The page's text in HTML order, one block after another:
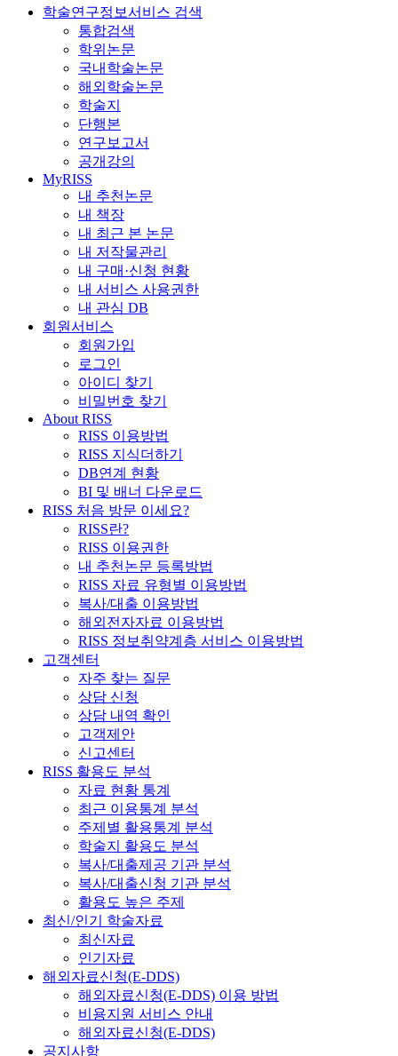
학술연구정보서비스 검색
통합검색
학위논문
국내학술논문
해외학술논문
학술지
단행본
연구보고서
공개강의
MyRISS
내 추천논문
내 책장
내 최근 본 논문
내 저작물관리
내 구매·신청 현황
내 서비스 사용권한
내 관심 DB
회원서비스
회원가입
로그인
아이디 찾기
비밀번호 찾기
About RISS
RISS 이용방법
RISS 지식더하기
DB연계 현황
BI 및 배너 다운로드
RISS 처음 방문 이세요?
RISS란?
RISS 이용권한
내 추천논문 등록방법
RISS 자료 유형별 이용방법
복사/대출 이용방법
해외전자자료 이용방법
RISS 정보취약계층 서비스 이용방법
고객센터
자주 찾는 질문
상담 신청
상담 내역 확인
고객제안
신고센터
RISS 활용도 분석
자료 현황 통계
최근 이용통계 분석
주제별 활용통계 분석
학술지 활용도 분석
복사/대출제공 기관 분석
복사/대출신청 기관 분석
활용도 높은 주제
최신/인기 학술자료
최신자료
인기자료
해외자료신청(E-DDS)
해외자료신청(E-DDS) 이용 방법
비용지원 서비스 안내
해외자료신청(E-DDS)
공지사항